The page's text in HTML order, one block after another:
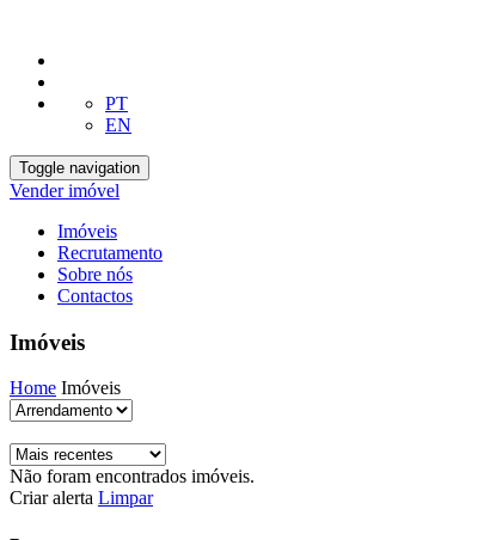
PT
EN
Toggle navigation
Vender imóvel
Imóveis
Recrutamento
Sobre nós
Contactos
Imóveis
Home Imóveis
Não foram encontrados imóveis.
Criar alerta Limpar